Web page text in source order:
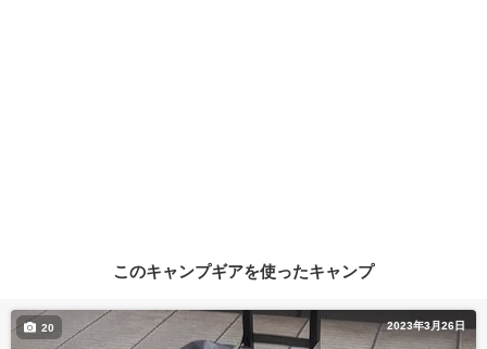
このキャンプギアを使ったキャンプ
2023年3月26日
20